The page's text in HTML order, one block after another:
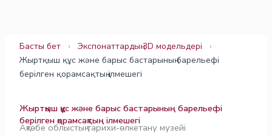
Басты бет › Экспонаттардың 3D модельдері
›
Жыртқыш құс және барыс бастарының барельефі
берілген қорамсақтың ілмешегі
Жыртқыш құс және барыс бастарының барельефі
берілген қорамсақтың ілмешегі
Ақтөбе облыстық тарихи-өлкетану музейі